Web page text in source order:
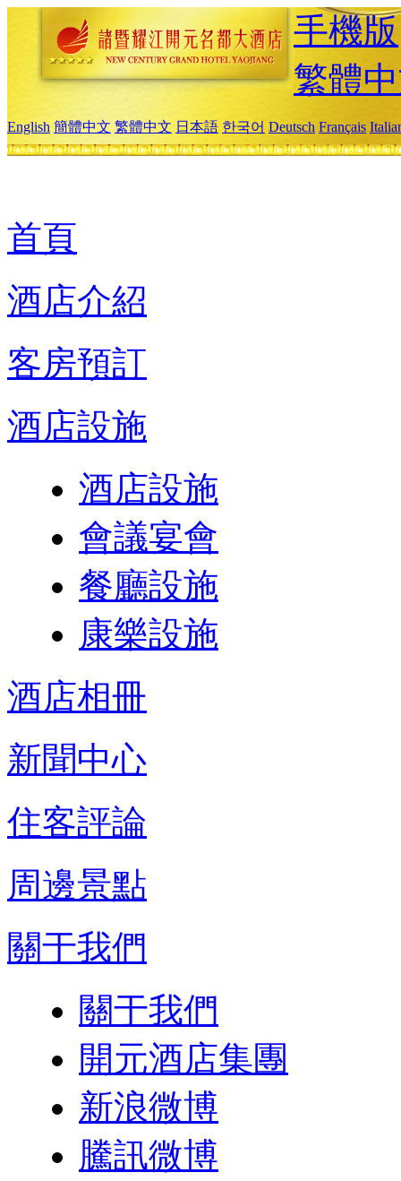
手機版
繁體
English 簡體中文 繁體中文 日本語 한국어 Deutsch Français
首頁
酒店介紹
客房預訂
酒店設施
酒店設施
會議宴會
餐廳設施
康樂設施
酒店相冊
新聞中心
住客評論
周邊景點
關于我們
關于我們
開元酒店集團
新浪微博
騰訊微博